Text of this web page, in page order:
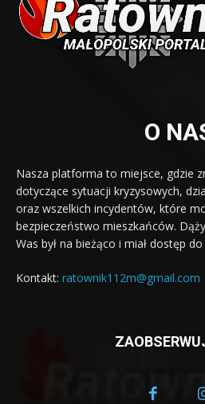
O
Nasza platforma to miejsce, gdzie
dotyczące sytuacji kryzysowych,
oraz wszelkich incydentów, które
bezpieczeństwo mieszkańców.
Was był na bieżąco i miał dostęp
Kontakt: ratownik112m@gmail.com